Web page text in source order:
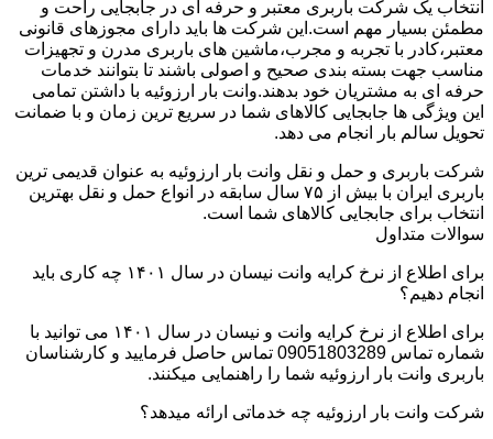
انتخاب یک شرکت باربری معتبر و حرفه ای در جابجایی راحت و
مطمئن بسیار مهم است.این شرکت ها باید دارای مجوزهای قانونی
معتبر،کادر با تجربه و مجرب،ماشین های باربری مدرن و تجهیزات
مناسب جهت بسته بندی صحیح و اصولی باشند تا بتوانند خدمات
حرفه ای به مشتریان خود بدهند.وانت بار ارزوئیه با داشتن تمامی
این ویژگی ها جابجایی کالاهای شما در سریع ترین زمان و با ضمانت
تحویل سالم بار انجام می دهد.
شرکت باربری و حمل و نقل وانت بار ارزوئیه به عنوان قدیمی ترین
باربری ایران با بیش از ۷۵ سال سابقه در انواع حمل و نقل بهترین
انتخاب برای جابجایی کالاهای شما است.
سوالات متداول
برای اطلاع از نرخ کرایه وانت نیسان در سال ۱۴۰۱ چه کاری باید
انجام دهیم؟
برای اطلاع از نرخ کرایه وانت و نیسان در سال ۱۴۰۱ می توانید با
شماره تماس 09051803289 تماس حاصل فرمایید و کارشناسان
باربری وانت بار ارزوئیه شما را راهنمایی میکنند.
شرکت وانت بار ارزوئیه چه خدماتی ارائه میدهد؟